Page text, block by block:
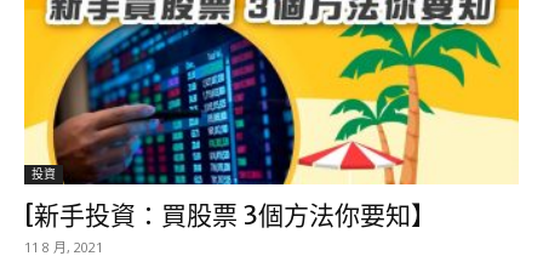
投資
[新手投資：買股票 3個方法你要知】
11 8 月, 2021